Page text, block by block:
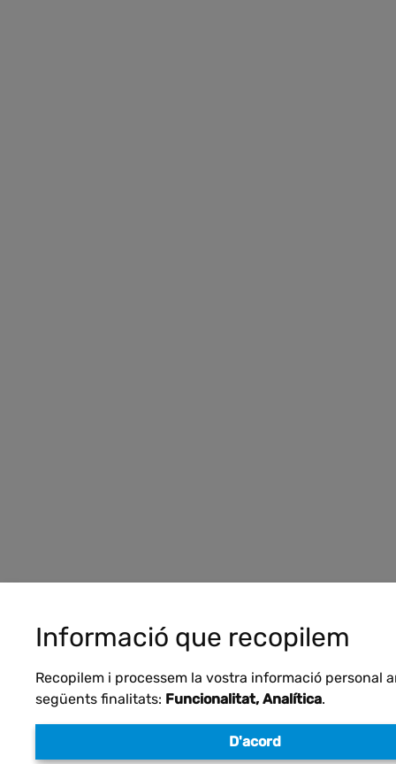
Informació que recopilem
Recopilem i processem la vostra informació personal
següents finalitats: Funcionalitat, Analítica.
D'acord